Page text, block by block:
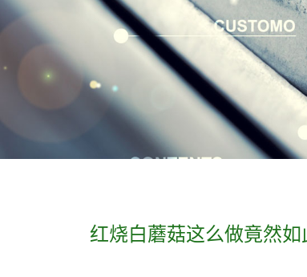
红烧白蘑菇这么做竟然